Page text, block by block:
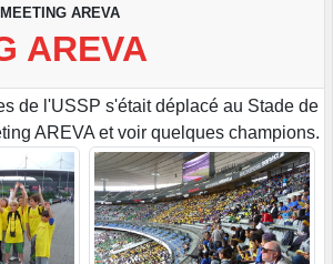
MEETING AREVA
AREVA
de l'USSP s'était déplacé au Stade de
AREVA et voir quelques champions.